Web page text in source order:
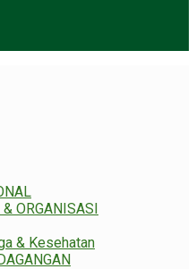
ORGANISASI
& Kesehatan